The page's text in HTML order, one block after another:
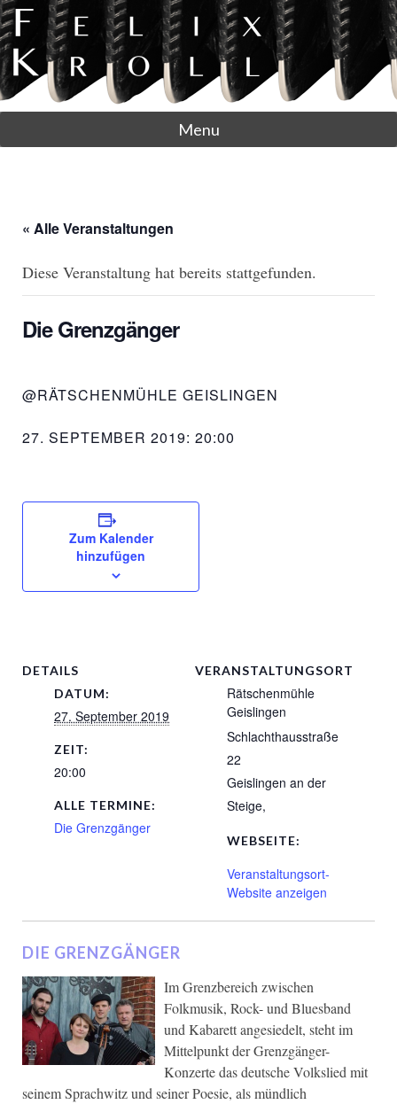
Menu
« Alle Veranstaltungen
Diese Veranstaltung hat bereits stattgefunden.
Die Grenzgänger
@RÄTSCHENMÜHLE GEISLINGEN
27. SEPTEMBER 2019: 20:00
Zum Kalender
hinzufügen
DETAILS
DATUM:
27. September 2019
ZEIT:
20:00
ALLE TERMINE:
Die Grenzgänger
VERANSTALTUNGSORT
Rätschenmühle
Geislingen
Schlachthausstraße
22
Geislingen an der
Steige,
WEBSEITE:
Veranstaltungsort-
Website anzeigen
DIE GRENZGÄNGER
Im Grenzbereich zwischen
Folkmusik, Rock- und Bluesband
und Kabarett angesiedelt, steht im
Mittelpunkt der Grenzgänger-
Konzerte das deutsche Volkslied mit
seinem Sprachwitz und seiner Poesie, als mündlich